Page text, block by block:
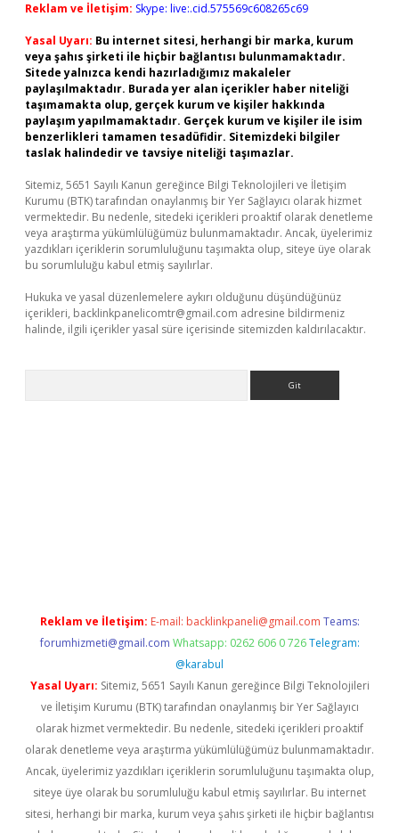
Reklam ve İletişim: Skype: live:.cid.575569c608265c69
Yasal Uyarı: Bu internet sitesi, herhangi bir marka, kurum
veya şahıs şirketi ile hiçbir bağlantısı bulunmamaktadır.
Sitede yalnızca kendi hazırladığımız makaleler
paylaşılmaktadır. Burada yer alan içerikler haber niteliği
taşımamakta olup, gerçek kurum ve kişiler hakkında
paylaşım yapılmamaktadır. Gerçek kurum ve kişiler ile isim
benzerlikleri tamamen tesadüfidir. Sitemizdeki bilgiler
taslak halindedir ve tavsiye niteliği taşımazlar.
Sitemiz, 5651 Sayılı Kanun gereğince Bilgi Teknolojileri ve İletişim
Kurumu (BTK) tarafından onaylanmış bir Yer Sağlayıcı olarak hizmet
vermektedir. Bu nedenle, sitedeki içerikleri proaktif olarak denetleme
veya araştırma yükümlülüğümüz bulunmamaktadır. Ancak, üyelerimiz
yazdıkları içeriklerin sorumluluğunu taşımakta olup, siteye üye olarak
bu sorumluluğu kabul etmiş sayılırlar.
Hukuka ve yasal düzenlemelere aykırı olduğunu düşündüğünüz
içerikleri, backlinkpanelicomtr@gmail.com adresine bildirmeniz
halinde, ilgili içerikler yasal süre içerisinde sitemizden kaldırılacaktır.
Reklam ve İletişim: E-mail: backlinkpaneli@gmail.com Teams:
forumhizmeti@gmail.com Whatsapp: 0262 606 0 726 Telegram:
@karabul
Yasal Uyarı: Sitemiz, 5651 Sayılı Kanun gereğince Bilgi Teknolojileri
ve İletişim Kurumu (BTK) tarafından onaylanmış bir Yer Sağlayıcı
olarak hizmet vermektedir. Bu nedenle, sitedeki içerikleri proaktif
olarak denetleme veya araştırma yükümlülüğümüz bulunmamaktadır.
Ancak, üyelerimiz yazdıkları içeriklerin sorumluluğunu taşımakta olup,
siteye üye olarak bu sorumluluğu kabul etmiş sayılırlar. Bu internet
sitesi, herhangi bir marka, kurum veya şahıs şirketi ile hiçbir bağlantısı